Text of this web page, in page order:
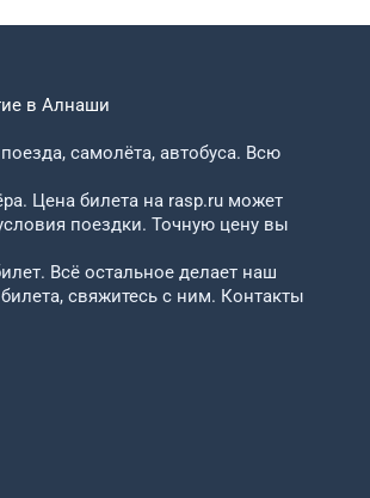
в Алнаши
самолёта, автобуса. Всю
Цена билета на rasp.ru может
поездки. Точную цену вы
Всё остальное делает наш
свяжитесь с ним. Контакты